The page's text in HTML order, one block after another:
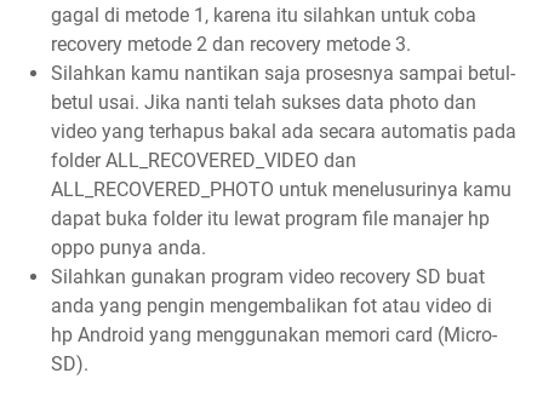
gagal di metode 1, karena itu silahkan untuk coba
recovery metode 2 dan recovery metode 3.
Silahkan kamu nantikan saja prosesnya sampai betul-
betul usai. Jika nanti telah sukses data photo dan
video yang terhapus bakal ada secara automatis pada
folder ALL_RECOVERED_VIDEO dan
ALL_RECOVERED_PHOTO untuk menelusurinya kamu
dapat buka folder itu lewat program file manajer hp
oppo punya anda.
Silahkan gunakan program video recovery SD buat
anda yang pengin mengembalikan fot atau video di
hp Android yang menggunakan memori card (Micro-
SD).